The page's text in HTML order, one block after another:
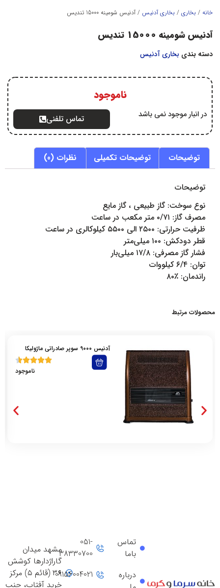
خانه / بخاري / بخاري آدنيس / آدنیس شومینه 15000 تندیس
آدنیس شومینه 15000 تندیس
دسته بندی بخاري آدنيس
ناموجود
در انبار موجود نمی باشد تماس تلفنی
توضیحات توضیحات تکمیلی نظرات (0)
توضیحات
نوع سوخت: گاز طبیعی ، گاز مایع
مصرف گاز: ۰/۷۱ متر مکعب در ساعت
ظرفیت حرارتی: ۲۵۰۰ الی ۵۵۰۰ کیلوکالری در ساعت
قطر دودکش: ۱۰۰ میلی‌متر
فشار گاز مصرفی: ۱۷/۸ میلی‌بار
توان: ۶/۴ کیلووات
راندمان: ٪۸۰
محصولات مرتبط
آدنیس 9000 سوپر صادراتی ماژولیکا
ناموجود
مشهد میدان
گاراژدارها کوشش
۳۶ (قائم ۵) مرکز
خرید آفتاب، جنب
051-
38330700
09156004021
تماس
باما
درباره